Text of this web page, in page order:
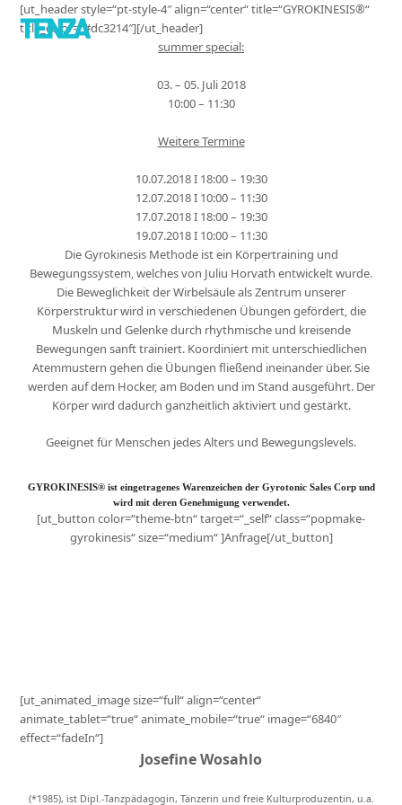
[ut_header style=“pt-style-4″ align=“center“ title=“GYROKINESIS®“
title_color=“#dc3214″][/ut_header]
summer special:
03. – 05. Juli 2018
10:00 – 11:30
Weitere Termine
10.07.2018 I 18:00 – 19:30
12.07.2018 I 10:00 – 11:30
17.07.2018 I 18:00 – 19:30
19.07.2018 I 10:00 – 11:30
Die Gyrokinesis Methode ist ein Körpertraining und
Bewegungssystem, welches von Juliu Horvath entwickelt wurde.
Die Beweglichkeit der Wirbelsäule als Zentrum unserer
Körperstruktur wird in verschiedenen Übungen gefördert, die
Muskeln und Gelenke durch rhythmische und kreisende
Bewegungen sanft trainiert. Koordiniert mit unterschiedlichen
Atemmustern gehen die Übungen fließend ineinander über. Sie
werden auf dem Hocker, am Boden und im Stand ausgeführt. Der
Körper wird dadurch ganzheitlich aktiviert und gestärkt.
Geeignet für Menschen jedes Alters und Bewegungslevels.
GYROKINESIS® ist eingetragenes Warenzeichen der Gyrotonic Sales Corp und
wird mit deren Genehmigung verwendet.
[ut_button color=“theme-btn“ target=“_self“ class=“popmake-
gyrokinesis“ size=“medium“ ]Anfrage[/ut_button]
[ut_animated_image size=“full“ align=“center“
animate_tablet=“true“ animate_mobile=“true“ image=“6840″
effect=“fadeIn“]
Josefine Wosahlo
(*1985), ist Dipl.-Tanzpädagogin, Tänzerin und freie Kulturproduzentin, u.a.